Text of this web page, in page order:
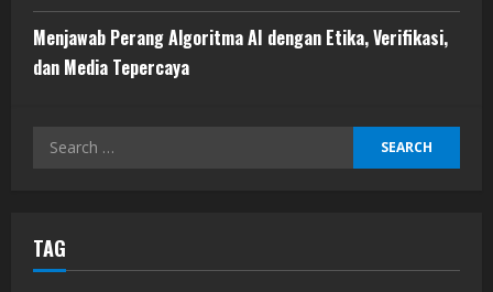
Menjawab Perang Algoritma AI dengan Etika, Verifikasi,
dan Media Tepercaya
Search
TAG